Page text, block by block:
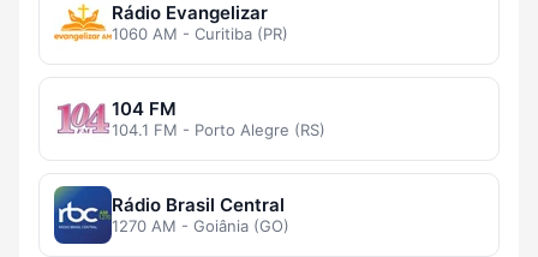
Rádio Evangelizar
1060 AM - Curitiba (PR)
104 FM
104.1 FM - Porto Alegre (RS)
Rádio Brasil Central
1270 AM - Goiânia (GO)